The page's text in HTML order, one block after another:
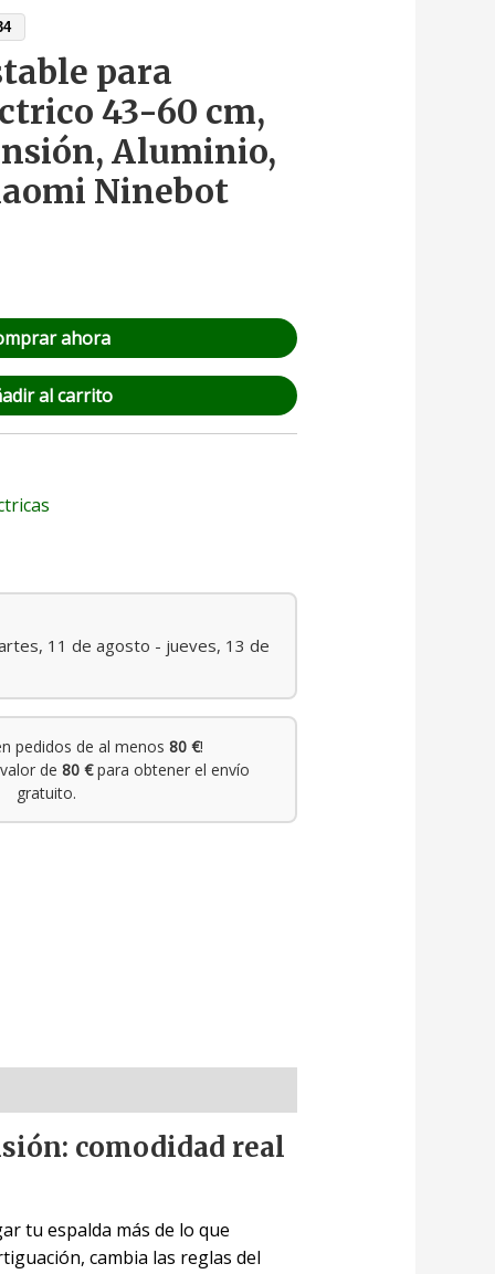
para
43-60 cm,
Aluminio,
Ninebot
ahora
al carrito
11 de agosto - jueves, 13 de
pedidos de al menos80 €!
de 80 €para obtener el envío
gratuito.
comodidad real
tu espalda más de lo que
cambia las reglas del